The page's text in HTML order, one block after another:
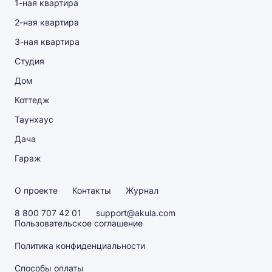
1-ная квартира
2-ная квартира
3-ная квартира
Студия
Дом
Коттедж
Таунхаус
Дача
Гараж
О проекте Контакты Журнал
8 800 707 42 01
support@akula.com
Пользовательское соглашение
Политика конфиденциальности
Способы оплаты